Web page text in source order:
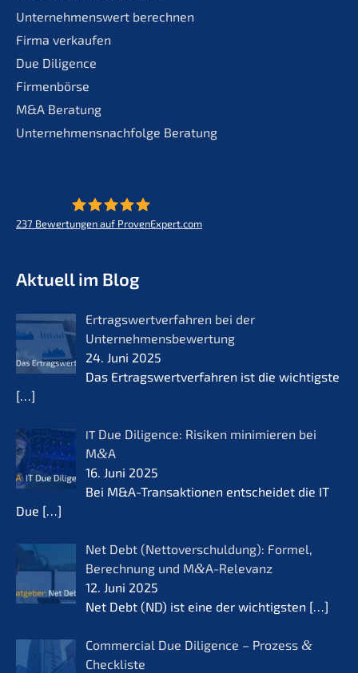
Unternehmenswert berechnen
Firma verkaufen
Due Diligence
Firmenbörse
M&A Beratung
Unternehmensnachfolge Beratung
237 Bewertungen auf ProvenExpert.com
Aktuell im Blog
Ertrags­wert­ver­fah­ren bei der
Unternehmensbewertung
24. Juni 2025
Das Ertrags­wert­ver­fah­ren ist die wichtigs­te
[…]
IT Due Diligence: Risiken minimie­ren bei
M&A
16. Juni 2025
Bei M&A-Transaktionen entschei­det die IT
Due […]
Net Debt (Netto­ver­schul­dung): Formel,
Berech­nung und M&A-Relevanz
12. Juni 2025
Net Debt (ND) ist eine der wichtigs­ten […]
Commer­cial Due Diligence – Prozess &
Checkliste